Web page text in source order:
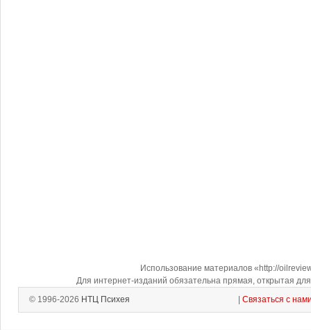
Использование материалов «http://
Для интернет-изданий обязательна прямая, открытая
© 1996-2026 НТЦ Психея Связаться с